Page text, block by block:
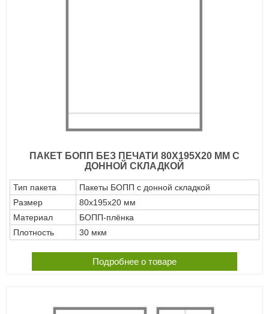
ПАКЕТ БОПП БЕЗ ПЕЧАТИ 80Х195Х20 ММ С
ДОННОЙ СКЛАДКОЙ
Тип пакета
Пакеты БОПП с донной складкой
Размер
80х195х20 мм
Материал
БОПП-плёнка
Плотность
30 мкм
Подробнее о товаре